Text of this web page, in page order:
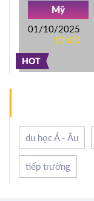
HOT
Mỹ
01/10/2025
10h00
du học Á - Âu
tiếp trường